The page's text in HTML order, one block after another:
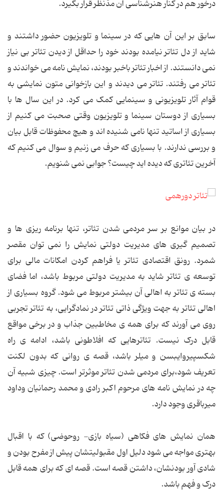
درخور هم در کنار هنرشناسی آن مدّنظر قرار بگیرد.
سابق بر این آن هایی که در سینما و تلویزیون حضور داشتند و
شاید از دل تئاتر نیامده بودند خود را حداقل از دیدن تئاتر بی نیاز
نمی دانستند. از اخبار تئاتر باخبر بودند، نمایش نامه می خواندند و
تئاتر می رفتند. تئاتر می دیدند و این بازخوانی متون نمایشی به
قوام آثار تلویزیونی و سینمایی کمک می کرد. در این سال ها با
بسیاری از دوستان سینما و تلویزیون وقتی صحبت می کنیم از
بسیاری از اساتید تنها نامی شنیده اند و هیچ محفوظات قابل بیان
و بررسی ندارند. با بسیاری که حرف می زنیم و سوال می کنیم که
آخرین تئاتری که دیده اید چیست؟ جوابی نمی شنویم.
در بیان موانع بر سر مردمی شدن تئاتر، تنها برنامه ریزی ها و
تصمیم گیری های مدیریت دولتی نمایش را نمی توان مقصر
شمرد. رونق اقتصادی تئاتر یا فراهم کردن امکانات مالی برای
توسعه ی تئاتر شاید به مدیریت دولتی مربوط باشد، اما فضای
بسته ی تئاتر به اهالی آن بیشتر مربوط می شود. گروه بسیاری از
اهالی تئاتر به جهت ویژگی ذاتی تئاتر در نمادگرایی، به تئاتر تجربی
روی می آورند که برای همه ی مخاطبین جذاب و در برخی مواقع
قابل درک نیست. تئاترهایی که افلاطونی باشد، ادامه ی راه
شکسپیروایبسن و میلر باشد، قصه ی روانی که بدون لکنت
تعریف شود،برای مردمی شدن تئاتر موثرتر است. چیزی شبیه آن
چه در نمایش نامه های مرحوم اکبر رادی و محمد رحمانیان وداود
میرباقری وجود دارد.
همان نمایش های فکاهی (سیاه بازی- روحوضی) که با اقبال
بهتری مواجه می شود دلیل اول مقبولیتشان پیش از مفرح بودن و
شادی آور بودنشان، داشتن قصه است. قصه ای که برای همه قابل
درک و فهم باشد.